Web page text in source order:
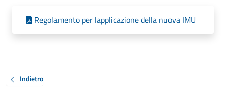
Regolamento per lapplicazione della nuova IMU
Indietro